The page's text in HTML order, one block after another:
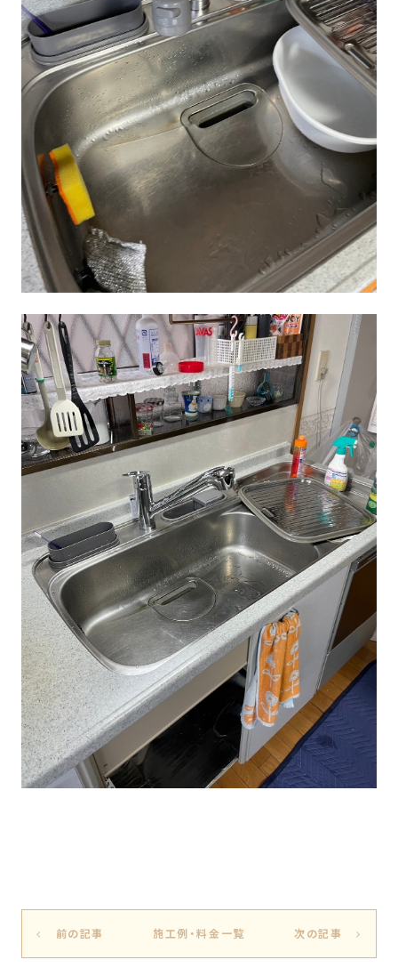
前の記事 施工例・料金一覧 次の記事